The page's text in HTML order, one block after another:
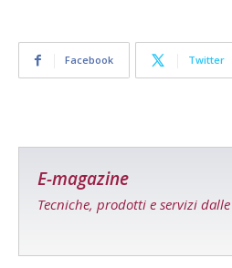
Facebook Twitter
E-magazine
Tecniche, prodotti e servizi